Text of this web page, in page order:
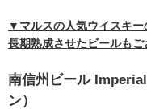
▼マルスの人気ウイスキー
長期熟成させたビールもご
南信州ビール
ン）